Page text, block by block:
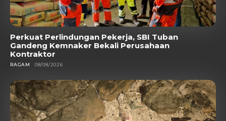
Perkuat Perlindungan Pekerja, SBI Tuban
Gandeng Kemnaker Bekali Perusahaan
Kontraktor
RAGAM 08/08/2026